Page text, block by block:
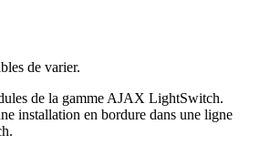
de varier.
de la gamme AJAX LightSwitch.
installation en bordure dans une ligne